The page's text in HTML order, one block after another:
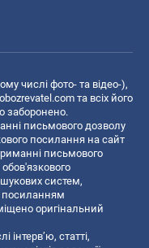
числі фото- та відео-),
та всіх його
заборонено.
письмового дозволу
посилання на сайт
письмового
систем,
посиланням
оригінальний
інтерв’ю, статті,